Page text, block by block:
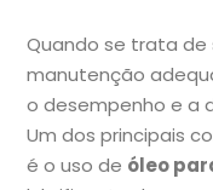
Quando se trata
manutenção
o desempenho e a
Um dos principais
é o uso de óleo